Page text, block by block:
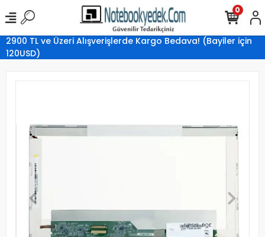
2900 TL ve Üzeri Alışverişlerde Kargo Bedava! (Bayiler için
120USD)
0